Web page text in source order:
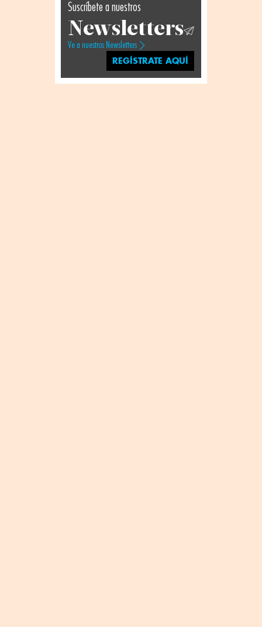
Suscríbete a nuestros
Newsletters
Ve a nuestros Newsletters
REGÍSTRATE AQUÍ